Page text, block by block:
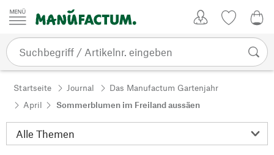
Zum Inhalt springen
Startseite Journal
Das Manufactum Gartenjahr
April
Sommerblumen im Freiland aussäen